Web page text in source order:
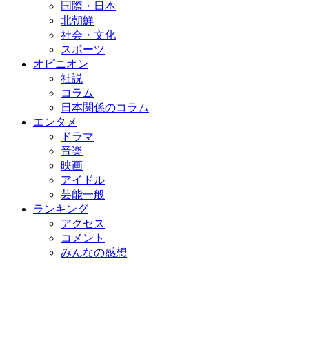
国際・日本
北朝鮮
社会・文化
スポーツ
オピニオン
社説
コラム
日本関係のコラム
エンタメ
ドラマ
音楽
映画
アイドル
芸能一般
ランキング
アクセス
コメント
みんなの感想